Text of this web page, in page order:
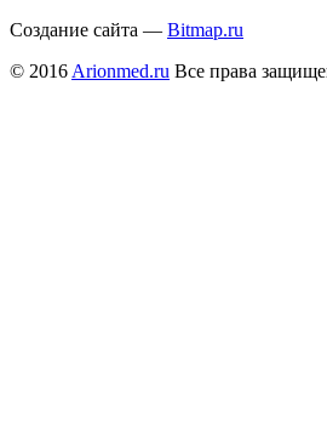
Создание сайта — Bitmap.ru
© 2016 Arionmed.ru Все права